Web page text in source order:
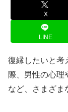
X
LINE
復縁したいと考
際、男性の心理
など、さまざま